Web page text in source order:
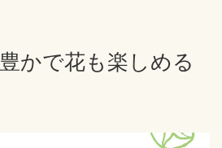
かで花も楽しめる